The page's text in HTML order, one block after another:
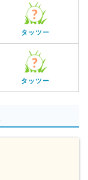
タッツー
タッツー